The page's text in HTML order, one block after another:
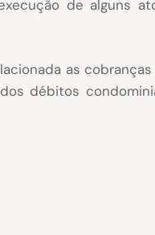
de alguns
as
débitos